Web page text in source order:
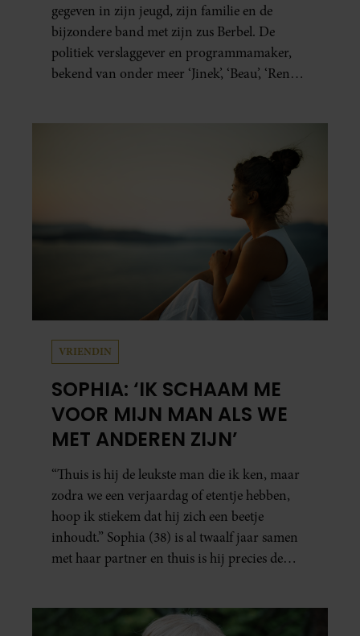
gegeven in zijn jeugd, zijn familie en de
bijzondere band met zijn zus Berbel. De
politiek verslaggever en programmamaker,
bekend van onder meer ‘Jinek’, ‘Beau’, ‘Renze’,
VRIENDIN
SOPHIA: ‘IK SCHAAM ME
VOOR MIJN MAN ALS WE
MET ANDEREN ZIJN’
“Thuis is hij de leukste man die ik ken, maar
zodra we een verjaardag of etentje hebben,
hoop ik stiekem dat hij zich een beetje
inhoudt.” Sophia (38) is al twaalf jaar samen
met haar partner en thuis is hij precies de
vaker schaamt zodra ze samen onder de